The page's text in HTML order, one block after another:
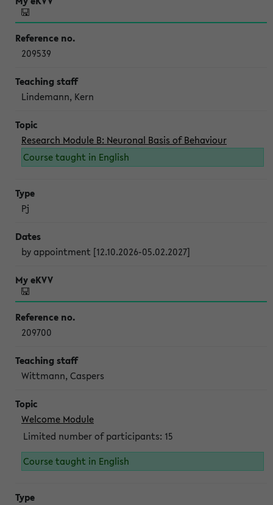
209539
Lindemann, Kern
Research Module B: Neuronal Basis of Behaviour
Course taught in English
Pj
by appointment [12.10.2026-05.02.2027]
209700
Wittmann, Caspers
Welcome Module
Limited number of participants: 15
Course taught in English